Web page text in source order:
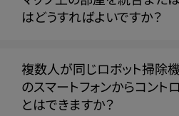
はどうすればよいですか？
複数人が同じロボット掃除
のスマートフォンからコント
とはできますか？